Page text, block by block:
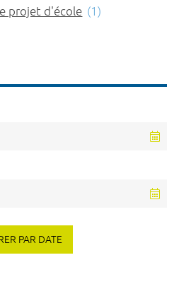
projet d'école (1)
PAR DATE